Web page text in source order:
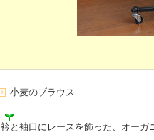
小麦のブラウス
衿と袖口にレースを飾った、オーガ